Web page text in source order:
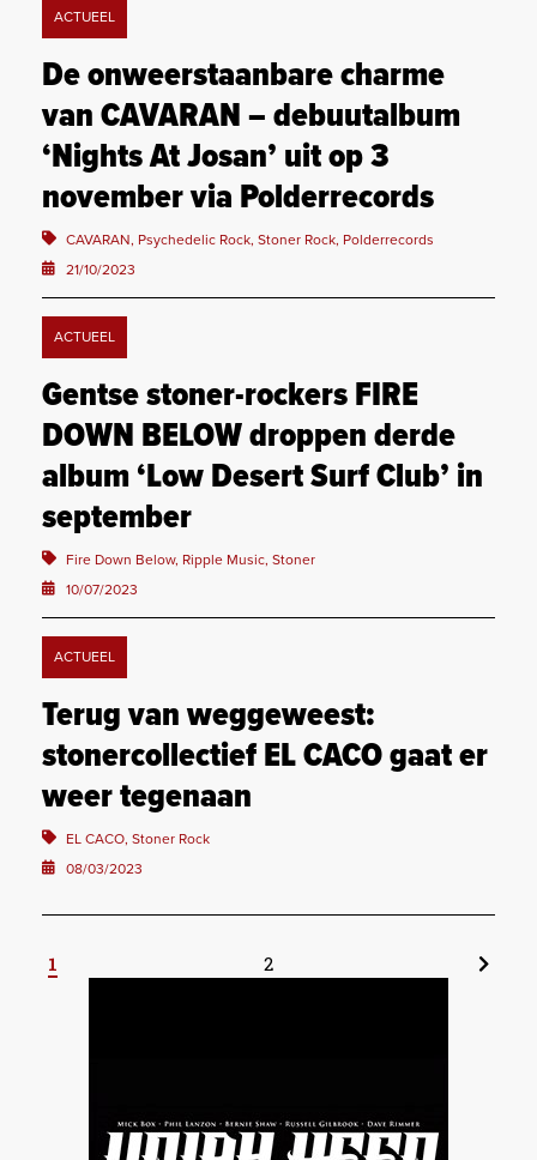
ACTUEEL
De onweerstaanbare charme
van CAVARAN – debuutalbum
‘Nights At Josan’ uit op 3
november via Polderrecords
CAVARAN, Psychedelic Rock, Stoner Rock, Polderrecords
21/10/2023
ACTUEEL
Gentse stoner-rockers FIRE
DOWN BELOW droppen derde
album ‘Low Desert Surf Club’ in
september
Fire Down Below, Ripple Music, Stoner
10/07/2023
ACTUEEL
Terug van weggeweest:
stonercollectief EL CACO gaat er
weer tegenaan
EL CACO, Stoner Rock
08/03/2023
1 2